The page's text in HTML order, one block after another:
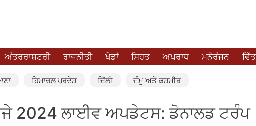
ਅੰਤਰਰਾਸ਼ਟਰੀ ਰਾਜਨੀਤੀ ਖੇਡਾਂ ਸਿਹਤ ਅਪਰਾਧ ਮਨੋਰੰਜਨ ਵਿੱਤ
ਹਿਮਾਚਲ ਪ੍ਰਦੇਸ਼ ਦਿੱਲੀ ਜੰਮੂ ਅਤੇ ਕਸ਼ਮੀਰ
2024 ਲਾਈਵ ਅਪਡੇਟਸ: ਡੋਨਾਲਡ ਟਰੰਪ